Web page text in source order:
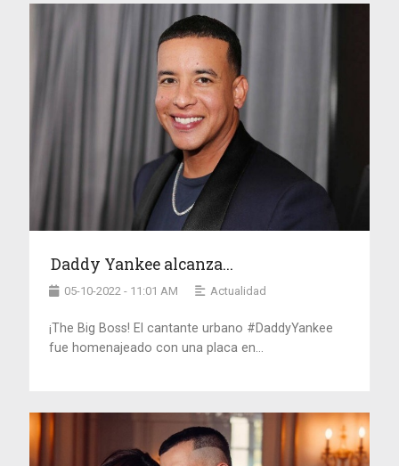
Daddy Yankee alcanza...
05-10-2022 - 11:01 AM Actualidad
¡The Big Boss! El cantante urbano #DaddyYankee
fue homenajeado con una placa en...